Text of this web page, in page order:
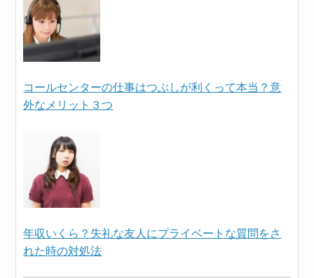
コールセンターの仕事はつぶしが利くって本当？意
外なメリット３つ
年収いくら？失礼な友人にプライベートな質問をさ
れた時の対処法